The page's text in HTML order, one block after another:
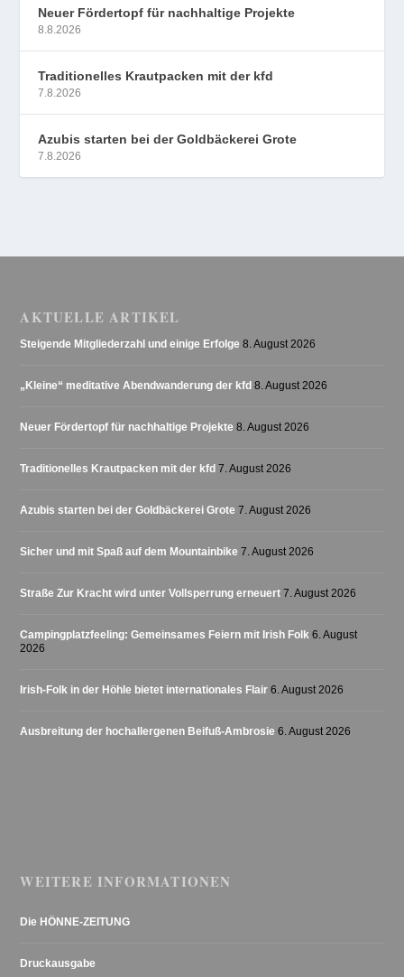
Neuer Fördertopf für nachhaltige Projekte
8.8.2026
Traditionelles Krautpacken mit der kfd
7.8.2026
Azubis starten bei der Goldbäckerei Grote
7.8.2026
AKTUELLE ARTIKEL
Steigende Mitgliederzahl und einige Erfolge 8. August 2026
„Kleine“ meditative Abendwanderung der kfd 8. August 2026
Neuer Fördertopf für nachhaltige Projekte 8. August 2026
Traditionelles Krautpacken mit der kfd 7. August 2026
Azubis starten bei der Goldbäckerei Grote 7. August 2026
Sicher und mit Spaß auf dem Mountainbike 7. August 2026
Straße Zur Kracht wird unter Vollsperrung erneuert 7. August 2026
Campingplatzfeeling: Gemeinsames Feiern mit Irish Folk 6. August
2026
Irish-Folk in der Höhle bietet internationales Flair 6. August 2026
Ausbreitung der hochallergenen Beifuß-Ambrosie 6. August 2026
WEITERE INFORMATIONEN
Die HÖNNE-ZEITUNG
Druckausgabe